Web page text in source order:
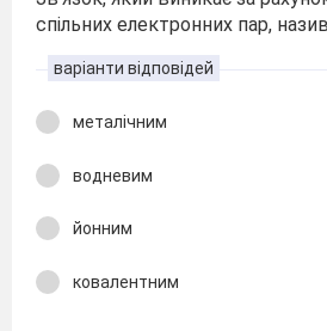
спільних електронних пар,
варіанти відповідей
металічним
водневим
йонним
ковалентним